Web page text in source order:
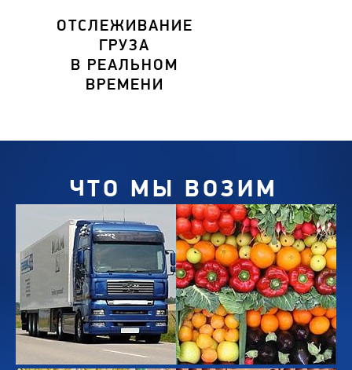
ОТСЛЕЖИВАНИЕ
ГРУЗА
В РЕАЛЬНОМ
ВРЕМЕНИ
ЧТО МЫ ВОЗИМ